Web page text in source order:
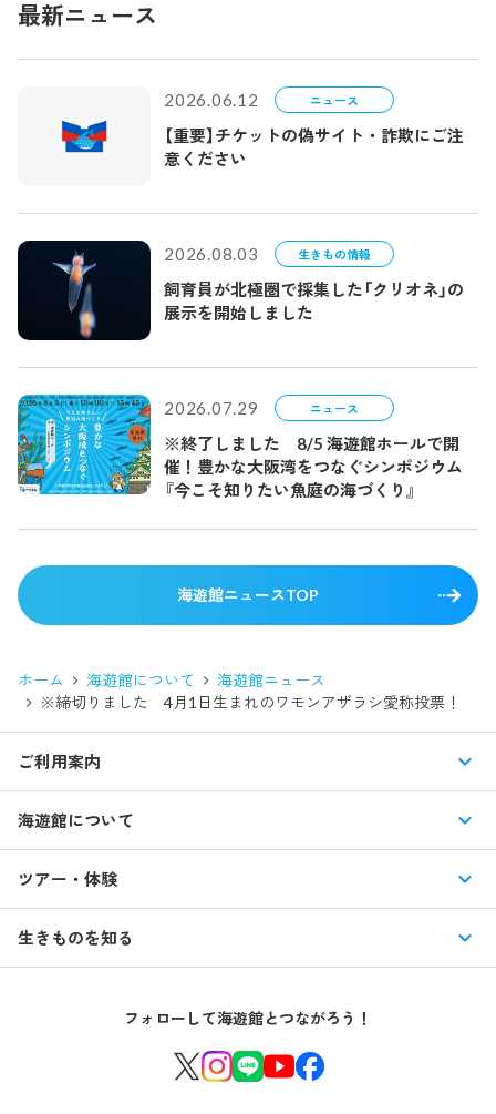
最新ニュース
2026.06.12 ニュース
【重要】チケットの偽サイト・詐欺にご注
意ください
2026.08.03 生きもの情報
飼育員が北極圏で採集した「クリオネ」の
展示を開始しました
2026.07.29 ニュース
※終了しました 8/5 海遊館ホールで開
催！豊かな大阪湾をつなぐシンポジウム
『今こそ知りたい魚庭の海づくり』
海遊館ニュースTOP
ホーム 海遊館について
海遊館ニュース
※締切りました 4月1日生まれのワモンアザラシ愛称投票！
ご利用案内
入館料・その他チケット
交通アクセス・駐車場
館内情報
よくある質問・お問い合わせ
海遊館について
特別企画展
はじめての海遊館
ツアー・体験
海遊館ガイドツアー
音声ガイド / 海遊館探検隊 すたんぷノート
生きものたちのお食事タイム
生きものを知る
環境保全への取り組みフォローして海遊館とつながろう！